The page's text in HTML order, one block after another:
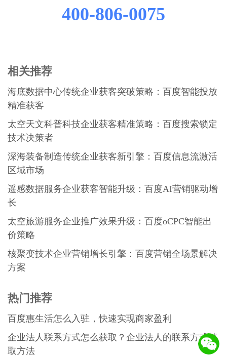
400-806-0075
相关推荐
海底数据中心传统企业获客突破策略：百度智能投放
精准获客
太空天文科普科技企业获客精准策略：百度搜索锁定
技术决策者
深海装备制造传统企业获客新引擎：百度信息流激活
区域市场
遥感数据服务企业获客智能升级：百度AI营销驱动增
长
太空旅游服务企业推广效果升级：百度oCPC智能出
价策略
核聚变技术企业营销增长引擎：百度营销全场景解决
方案
热门推荐
百度惠生活怎么入驻，快速实现商家盈利
企业法人联系方式怎么获取？企业法人的联系方式获
取方法